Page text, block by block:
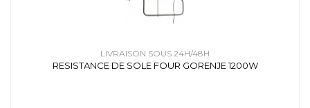
LIVRAISON SOUS 24H/48H
RESISTANCE DE SOLE FOUR GORENJE 1200W